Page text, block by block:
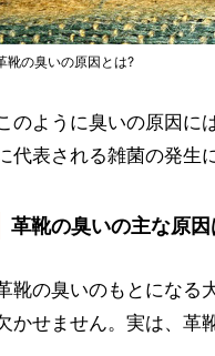
靴の臭いの原因とは?
のように臭いの原因に
代表される雑菌の発生
革靴の臭いの主な原
靴の臭いのもとになる
かせません。実は、革